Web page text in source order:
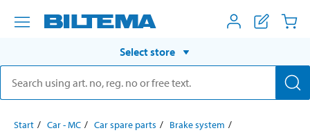
Select store
Start Car - MC Car spare parts
Brake system